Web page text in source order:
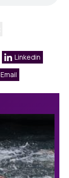
Linkedin
Email